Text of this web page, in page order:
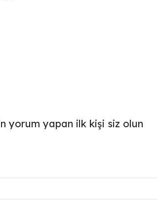
yorum yapan ilk kişi siz olun